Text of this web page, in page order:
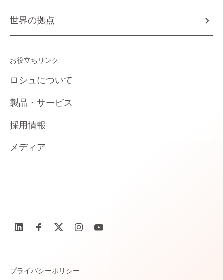
世界の拠点
お役立ちリンク
ロシュについて
製品・サービス
採用情報
メディア
プライバシーポリシー